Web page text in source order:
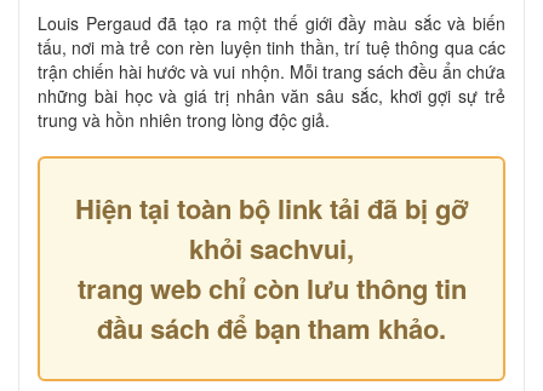
Louis Pergaud đã tạo ra một thế giới đầy màu sắc và biến
tấu, nơi mà trẻ con rèn luyện tinh thần, trí tuệ thông qua các
trận chiến hài hước và vui nhộn. Mỗi trang sách đều ẩn chứa
những bài học và giá trị nhân văn sâu sắc, khơi gợi sự trẻ
trung và hồn nhiên trong lòng độc giả.
Hiện tại toàn bộ link tải đã bị gỡ
khỏi sachvui,
trang web chỉ còn lưu thông tin
đầu sách để bạn tham khảo.